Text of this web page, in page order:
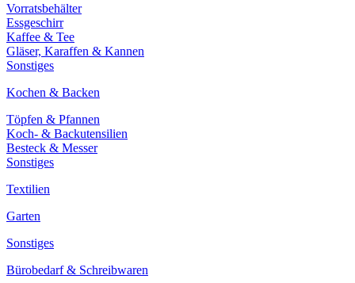
Vorratsbehälter
Essgeschirr
Kaffee & Tee
Gläser, Karaffen & Kannen
Sonstiges
Kochen & Backen
Töpfen & Pfannen
Koch- & Backutensilien
Besteck & Messer
Sonstiges
Textilien
Garten
Sonstiges
Bürobedarf & Schreibwaren